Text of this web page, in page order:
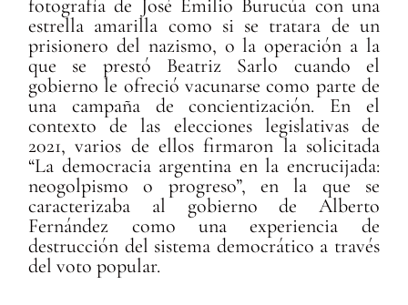
fotografía de José Emilio Burucúa con una
estrella amarilla como si se tratara de un
prisionero del nazismo, o la operación a la
que se prestó Beatriz Sarlo cuando el
gobierno le ofreció vacunarse como parte de
una campaña de concientización. En el
contexto de las elecciones legislativas de
2021, varios de ellos firmaron la solicitada
“La democracia argentina en la encrucijada:
neogolpismo o progreso”, en la que se
caracterizaba al gobierno de Alberto
Fernández como una experiencia de
destrucción del sistema democrático a través
del voto popular.